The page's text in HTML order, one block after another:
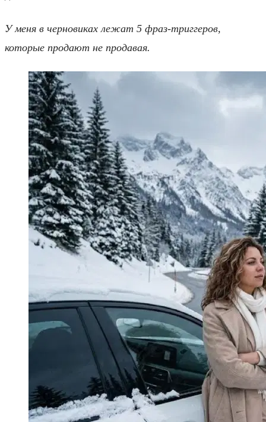
У меня в черновиках лежат 5 фраз-триггеров,
которые продают не продавая.